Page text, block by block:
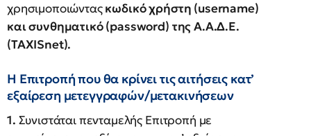
χρησιμοποιώνταςκωδικό χρήστη (username)
και συνθηματικό (password) της Α.Α.Δ.Ε.
(TAXISnet).
H Επιτροπή που θα κρίνει τις αιτήσεις κατ’
εξαίρεση μετεγγραφών/μετακινήσεων
1. Συνιστάται πενταμελής Επιτροπή με